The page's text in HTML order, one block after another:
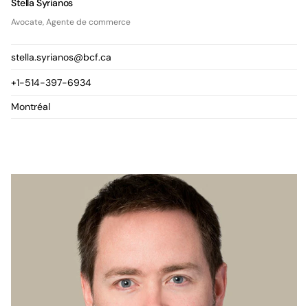
Stella Syrianos
Avocate, Agente de commerce
stella.syrianos@bcf.ca
+1-514-397-6934
Montréal